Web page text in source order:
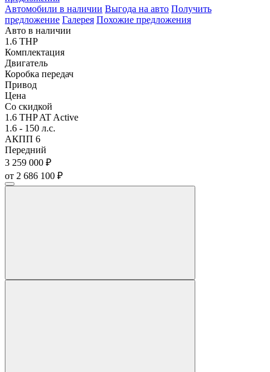
Автомобили в наличии Выгода на авто Получить
предложение Галерея Похожие предложения
Авто в наличии
1.6 THP
Комплектация
Двигатель
Коробка передач
Привод
Цена
Со скидкой
1.6 THP AT Active
1.6 - 150 л.с.
АКПП 6
Передний
3 259 000 ₽
от 2 686 100 ₽